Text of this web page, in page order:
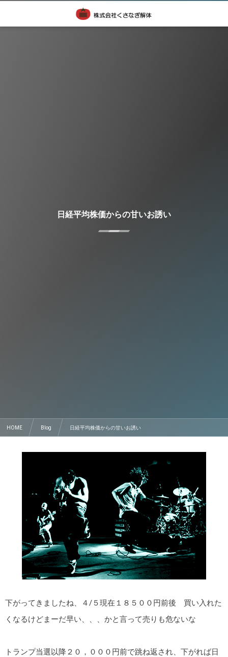
日経平均株価からの甘いお誘い
HOME Blog 日経平均株価からの甘いお誘い
下がってきましたね、４/５現在１８５００円前後 買い入れた
くなるけどまーだ早い、、、かと言って売りも危ないな
トランプ当選以降２０，０００円前で跳ね返され、下がれば日